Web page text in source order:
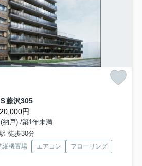
藤沢305
円
納戸) /築1年未満
徒歩30分
濯機置場 エアコン
フローリング